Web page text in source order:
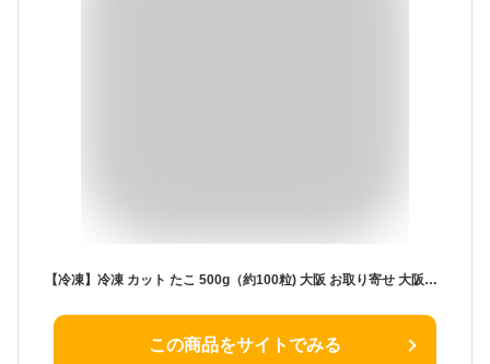
【冷凍】冷凍 カット たこ 500g（約100粒) 大阪 お取り寄せ 大阪土産 ギフト 夏ギフト お中元 暑中 たこパ わなか たこ焼道楽わなか いつもの タコパ がランクアップ！
この商品をサイトでみる